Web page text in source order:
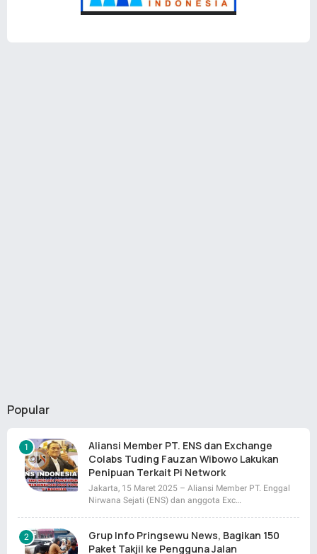
Popular
Aliansi Member PT. ENS dan Exchange
Colabs Tuding Fauzan Wibowo Lakukan
Penipuan Terkait Pi Network
Jakarta, 15 Maret 2025 – Aliansi Member PT. Enggal
Nirwana Sejati (ENS) dan anggota Exc…
Grup Info Pringsewu News, Bagikan 150
Paket Takjil ke Pengguna Jalan